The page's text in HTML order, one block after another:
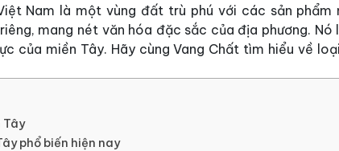
Nam là một vùng đất trù phú với các sản phẩm
mang nét văn hóa đặc sắc của địa phương. Nó
của miền Tây. Hãy cùng Vang Chất tìm hiểu về
Tây
phổ biến hiện nay